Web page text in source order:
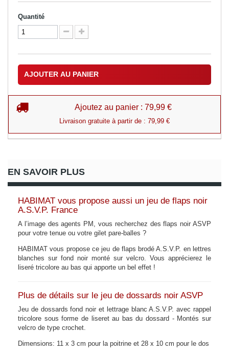
Quantité
AJOUTER AU PANIER
Ajoutez au panier : 79,99 €
Livraison gratuite à partir de : 79,99 €
EN SAVOIR PLUS
HABIMAT vous propose aussi un jeu de flaps noir
A.S.V.P. France
A l’image des agents PM, vous recherchez des flaps noir ASVP
pour votre tenue ou votre gilet pare-balles ?
HABIMAT vous propose ce jeu de flaps brodé A.S.V.P. en lettres
blanches sur fond noir monté sur velcro. Vous apprécierez le
liseré tricolore au bas qui apporte un bel effet !
Plus de détails sur le jeu de dossards noir ASVP
Jeu de dossards fond noir et lettrage blanc A.S.V.P. avec rappel
tricolore sous forme de liseret au bas du dossard - Montés sur
velcro de type crochet.
Dimensions: 11 x 3 cm pour la poitrine et 28 x 10 cm pour le dos